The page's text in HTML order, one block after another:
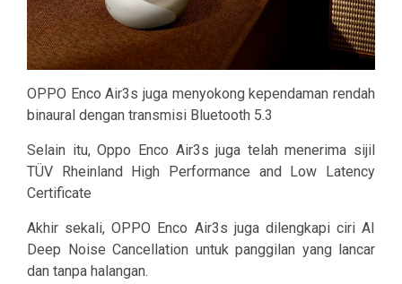
OPPO Enco Air3s juga menyokong kependaman rendah
binaural dengan transmisi Bluetooth 5.3
Selain itu, Oppo Enco Air3s juga telah menerima sijil
TÜV Rheinland High Performance and Low Latency
Certificate
Akhir sekali, OPPO Enco Air3s juga dilengkapi ciri AI
Deep Noise Cancellation untuk panggilan yang lancar
dan tanpa halangan.